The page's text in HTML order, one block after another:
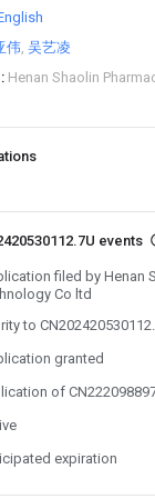
伟 吴艺凌
Henan Shaolin
events
filed by Henan
Co ltd
to
granted
of
expiration